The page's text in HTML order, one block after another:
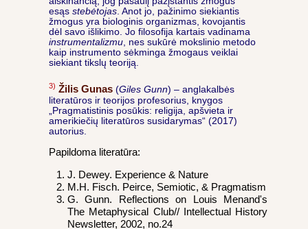
esąs stebėtojas. Anot jo, pažinimo siekiantis
žmogus yra biologinis organizmas, kovojantis
dėl savo išlikimo. Jo filosofija kartais vadinama
instrumentalizmu, nes sukūrė mokslinio metodo
kaip instrumento sėkminga žmogaus veiklai
siekiant tikslų teoriją.
3) Žilis Gunas (Giles Gunn) – anglakalbės
literatūros ir teorijos profesorius, knygos
„Pragmatistinis posūkis: religija, apšvieta ir
amerikiečių literatūros susidarymas“ (2017)
autorius.
Papildoma literatūra:
J. Dewey. Experience & Nature
M.H. Fisch. Peirce, Semiotic, & Pragmatism
G. Gunn. Reflections on Louis Menand's
The Metaphysical Club// Intellectual History
Newsletter, 2002, no.24